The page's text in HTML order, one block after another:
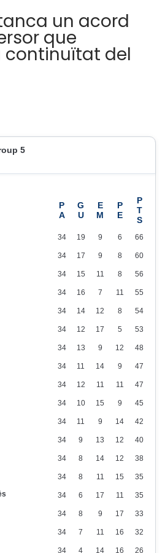
un acord
que
continuïtat del
5
34 19 9 6 66
34 17 9 8 60
34 15 11 8 56
34 16 7 11 55
34 14 12 8 54
34 12 17 5 53
34 13 9 12 48
34 11 14 9 47
34 12 11 11 47
34 10 15 9 45
34 11 9 14 42
34 9 13 12 40
34 8 14 12 38
34 8 11 15 35
34 6 17 11 35
34 8 9 17 33
34 7 11 16 32
34 4 14 16 26